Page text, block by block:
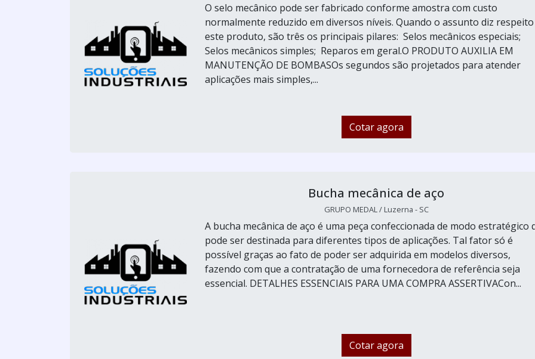
O selo mecânico pode ser fabricado conforme amostra com custo
normalmente reduzido em diversos níveis. Quando o assunto diz respeito
este produto, são três os principais pilares: Selos mecânicos especiais;
Selos mecânicos simples; Reparos em geral.O PRODUTO AUXILIA EM
MANUTENÇÃO DE BOMBASOs segundos são projetados para atender
aplicações mais simples,...
Cotar agora
Bucha mecânica de aço
GRUPO MEDAL / Luzerna - SC
A bucha mecânica de aço é uma peça confeccionada de modo estratégico
pode ser destinada para diferentes tipos de aplicações. Tal fator só é
possível graças ao fato de poder ser adquirida em modelos diversos,
fazendo com que a contratação de uma fornecedora de referência seja
essencial. DETALHES ESSENCIAIS PARA UMA COMPRA ASSERTIVACon...
Cotar agora